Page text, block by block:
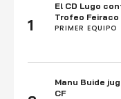
1
El CD Lugo
Trofeo Feiraco
PRIMER EQUIPO
Manu Buide
CF